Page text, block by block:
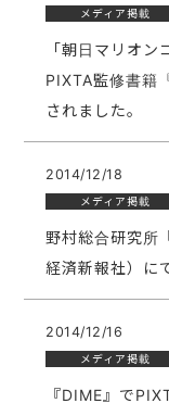
メディア掲載
「朝日マリオン
PIXTA監修書籍
されました。
2014/12/18
メディア掲載
野村総合研究所
経済新報社）に
2014/12/16
メディア掲載
『DIME』で